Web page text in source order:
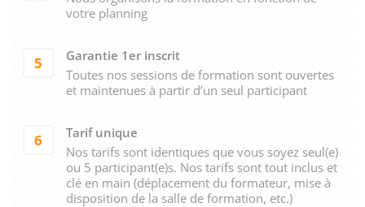
votre planning
5
Garantie 1er inscrit
Toutes nos sessions de formation sont ouvertes
et maintenues à partir d’un seul participant
6
Tarif unique
Nos tarifs sont identiques que vous soyez seul(e)
ou 5 participant(e)s. Nos tarifs sont tout inclus et
clé en main (déplacement du formateur, mise à
disposition de la salle de formation, etc.)